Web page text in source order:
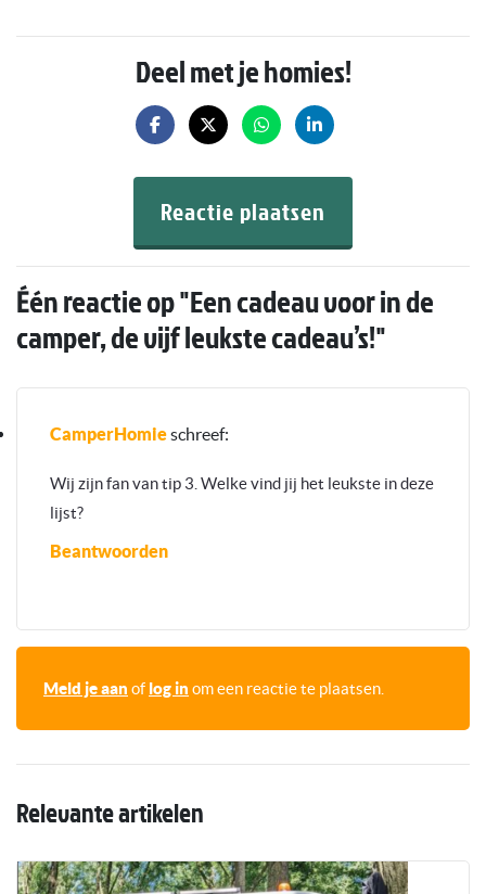
Deel met je homies!
Reactie plaatsen
Één reactie op "Een cadeau voor in de
camper, de vijf leukste cadeau’s!"
CamperHomieschreef:
Wij zijn fan van tip 3. Welke vind jij het leukste in deze
lijst?
Beantwoorden
Meld je aan of log in om een reactie te plaatsen.
Relevante artikelen